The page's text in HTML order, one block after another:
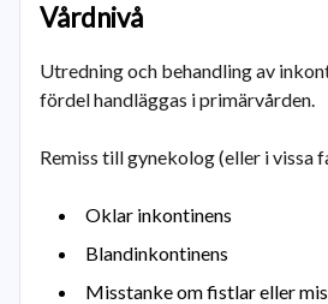
Vårdnivå
Utredning och behandling av
fördel handläggas i primärvården.
Remiss till gynekolog (eller i vissa
Oklar inkontinens
Blandinkontinens
Misstanke om fistlar eller